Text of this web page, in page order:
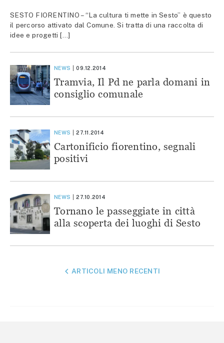
SESTO FIORENTINO – “La cultura ti mette in Sesto” è questo
il percorso attivato dal Comune. Si tratta di una raccolta di
idee e progetti […]
NEWS 09.12.2014
Tramvia, Il Pd ne parla domani in
consiglio comunale
NEWS 27.11.2014
Cartonificio fiorentino, segnali
positivi
NEWS 27.10.2014
Tornano le passeggiate in città
alla scoperta dei luoghi di Sesto
NAVIGAZIONEARTICOLI MENO RECENTI